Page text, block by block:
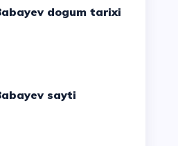
dogum tarixi
sayti